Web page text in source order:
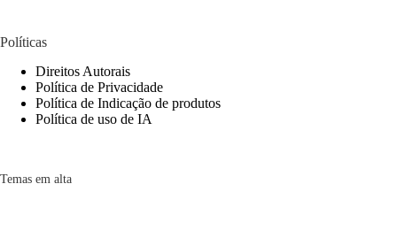
Políticas
Direitos Autorais
Política de Privacidade
Política de Indicação de produtos
Política de uso de IA
Temas em alta